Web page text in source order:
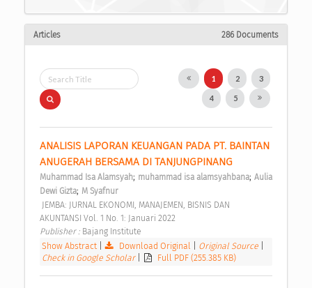
Articles 286 Documents
1 2 3
4 5
ANALISIS LAPORAN KEUANGAN PADA PT. BAINTAN
ANUGERAH BERSAMA DI TANJUNGPINANG
Muhammad Isa Alamsyah; muhammad isa alamsyahbana; Aulia
Dewi Gizta; M Syafnur
AKUNTANSI Vol. 1 No. 1: Januari 2022
Publisher : Bajang Institute
Show Abstract
Download Original Original Source
Check in Google Scholar
Full PDF (255.385 KB)